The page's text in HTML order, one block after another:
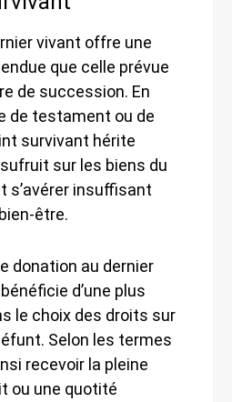
vivant offre une
que celle prévue
de succession. En
de testament ou de
survivant hérite
sur les biens du
s’avérer insuffisant
être.
donation au dernier
d’une plus
le choix des droits sur
Selon les termes
recevoir la pleine
ou une quotité